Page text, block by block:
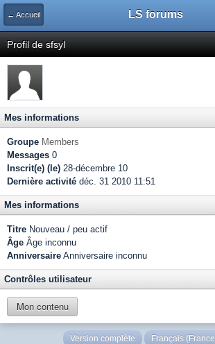
← Accueil LS forums
Profil de sfsyl
Mes informations
Groupe Members
Messages 0
Inscrit(e) (le) 28-décembre 10
Dernière activité déc. 31 2010 11:51
Mes informations
Titre Nouveau / peu actif
Âge Âge inconnu
Anniversaire Anniversaire inconnu
Contrôles utilisateur
Mon contenu
Version complète Français